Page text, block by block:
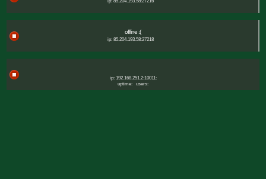
offline :(
ip: 85.204.193.58:27218
ip: 192.168.251.2:10011:
uptime:
users: